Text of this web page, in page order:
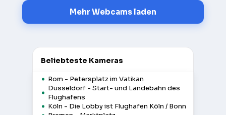
Mehr Webcams laden
Beliebteste Kameras
Rom - Petersplatz im Vatikan
Düsseldorf - Start- und Landebahn des
Flughafens
Köln - Die Lobby ist Flughafen Köln / Bonn